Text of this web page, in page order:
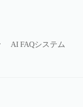
AI FAQシステム